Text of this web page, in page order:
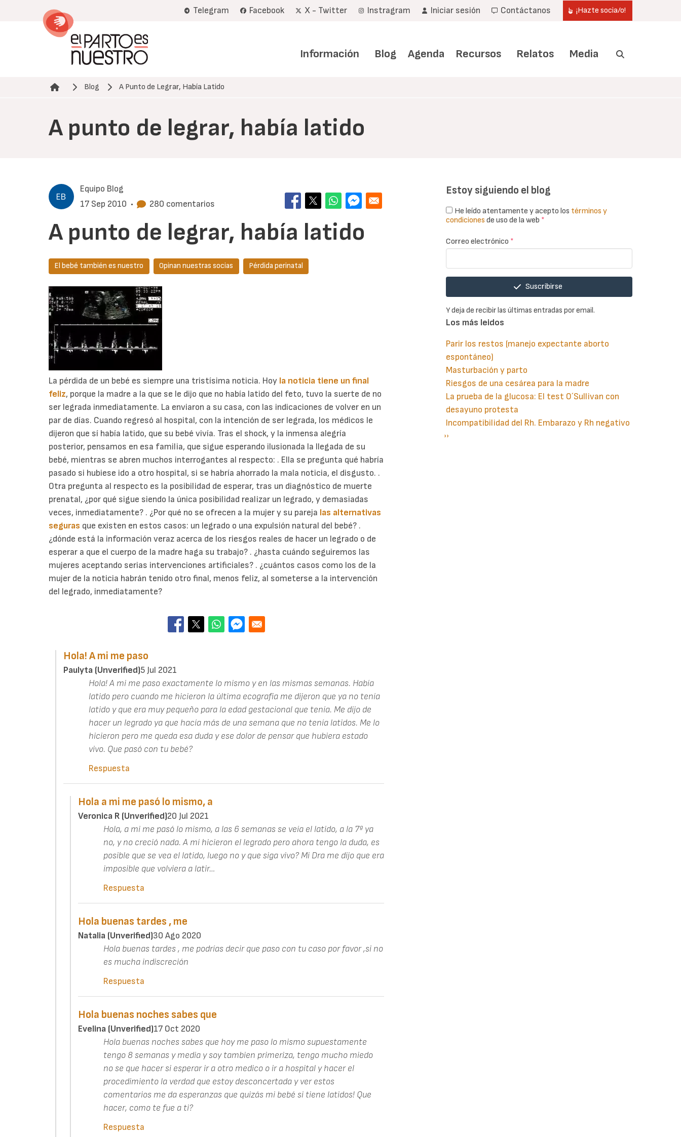
Telegram Facebook X - Twitter Instragram Iniciar sesión Contáctanos ¡Hazte socia/o!
Información Blog Agenda Recursos Relatos Media
Ruta de navegación
Blog A Punto de Legrar, Había Latido
A punto de legrar, había latido
Equipo Blog
17 Sep 2010 • 280 comentarios
A punto de legrar, había latido
El bebé también es nuestro Opinan nuestras socias Pérdida perinatal
La pérdida de un bebé es siempre una tristísima noticia. Hoy la noticia tiene un final
feliz, porque la madre a la que se le dijo que no había latido del feto, tuvo la suerte de no
ser legrada inmediatamente. La enviaron a su casa, con las indicaciones de volver en un
par de días. Cuando regresó al hospital, con la intención de ser legrada, los médicos le
dijeron que sí había latido, que su bebé vivía. Tras el shock, y la inmensa alegría
posterior, pensamos en esa familia, que sigue esperando ilusionada la llegada de su
bebé, mientras se abren muchos interrogantes al respecto: . Ella se pregunta qué habría
pasado si hubiese ido a otro hospital, si se habría ahorrado la mala noticia, el disgusto. .
Otra pregunta al respecto es la posibilidad de esperar, tras un diagnóstico de muerte
prenatal, ¿por qué sigue siendo la única posibilidad realizar un legrado, y demasiadas
veces, inmediatamente? . ¿Por qué no se ofrecen a la mujer y su pareja las alternativas
seguras que existen en estos casos: un legrado o una expulsión natural del bebé? .
¿dónde está la información veraz acerca de los riesgos reales de hacer un legrado o de
esperar a que el cuerpo de la madre haga su trabajo? . ¿hasta cuándo seguiremos las
mujeres aceptando serias intervenciones artificiales? . ¿cuántos casos como los de la
mujer de la noticia habrán tenido otro final, menos feliz, al someterse a la intervención
del legrado, inmediatamente?
Hola! A mi me paso
Paulyta (unverified)5 Jul 2021
Hola! A mi me paso exactamente lo mismo y en las mismas semanas. Había
latido pero cuando me hicieron la última ecografía me dijeron que ya no tenía
latido y que era muy pequeño para la edad gestacional que tenía. Me dijo de
hacer un legrado ya que hacía más de una semana que no tenía latidos. Me lo
hicieron pero me queda esa duda y ese dolor de pensar que hubiera estado
vivo. Que pasó con tu bebé?
Respuesta
Hola a mi me pasó lo mismo, a
Veronica R (unverified)20 Jul 2021
Hola, a mi me pasó lo mismo, a las 6 semanas se veía el latido, a la 7ª ya
no, y no creció nada. A mí hicieron el legrado pero ahora tengo la duda, es
posible que se vea el latido, luego no y que siga vivo? Mi Dra me dijo que era
imposible que volviera a latir…
Respuesta
Hola buenas tardes , me
Natalia (unverified)30 Ago 2020
Hola buenas tardes , me podrías decir que paso con tu caso por favor ,si no
es mucha indiscreción
Respuesta
Hola buenas noches sabes que
Evelina (unverified)17 Oct 2020
Hola buenas noches sabes que hoy me paso lo mismo supuestamente
tengo 8 semanas y media y soy tambien primeriza, tengo mucho miedo
no se que hacer si esperar ir a otro medico o ir a hospital y hacer el
procedimiento la verdad que estoy desconcertada y ver estos
comentarios me da esperanzas que quizás mi bebé si tiene latidos! Que
hacer, como te fue a ti?
Respuesta
Estoy siguiendo el blog
He leído atentamente y acepto los términos y
condiciones de uso de la web *
Correo electrónico *
Suscribirse
Y deja de recibir las últimas entradas por email.
Los más leidos
Parir los restos (manejo expectante aborto
espontáneo)
Masturbación y parto
Riesgos de una cesárea para la madre
La prueba de la glucosa: El test O´Sullivan con
desayuno protesta
Incompatibilidad del Rh. Embarazo y Rh negativo
Paginación
Siguiente
››